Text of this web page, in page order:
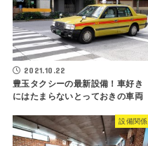
2021.10.22
豊玉タクシーの最新設備！車好き
にはたまらないとっておきの車両
設備関係